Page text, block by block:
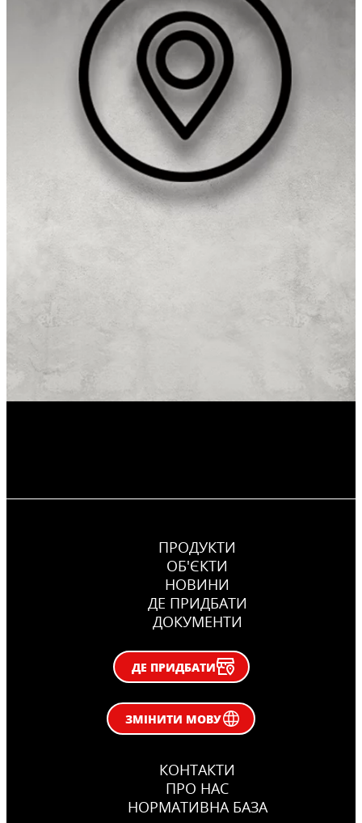
ПРОДУКТИ
ОБ'ЄКТИ
НОВИНИ
ДЕ ПРИДБАТИ
ДОКУМЕНТИ
ДЕ ПРИДБАТИ
ЗМІНИТИ МОВУ
КОНТАКТИ
ПРО НАС
НОРМАТИВНА БАЗА